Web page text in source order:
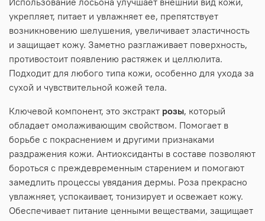
укрепляет, питает и увлажняет ее, препятствует
возникновению шелушения, увеличивает эластичность
и защищает кожу. Заметно разглаживает поверхность,
противостоит появлению растяжек и целлюлита.
Подходит для любого типа кожи, особенно для ухода за
сухой и чувствительной кожей тела.
Ключевой компонент, это экстракт розы, который
обладает омолаживающим свойством. Помогает в
борьбе с покраснением и другими признаками
раздражения кожи. Антиоксиданты в составе позволяют
бороться с преждевременным старением и помогают
замедлить процессы увядания дермы. Роза прекрасно
увлажняет, успокаивает, тонизирует и освежает кожу.
Обеспечивает питание ценными веществами, защищает